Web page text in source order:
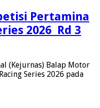
Pertamina
2026 Rd 3
(Kejurnas) Balap Motor
Series 2026 pada